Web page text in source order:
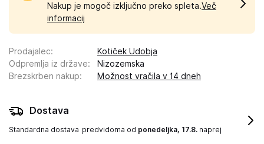
Nakup je mogoč izključno preko spleta.Več
informacij
Prodajalec:
Kotiček Udobja
Odpremlja iz države:
Nizozemska
Brezskrben nakup: Možnost vračila v 14 dneh
Dostava
Standardna dostava predvidoma od ponedeljka, 17.8. naprej